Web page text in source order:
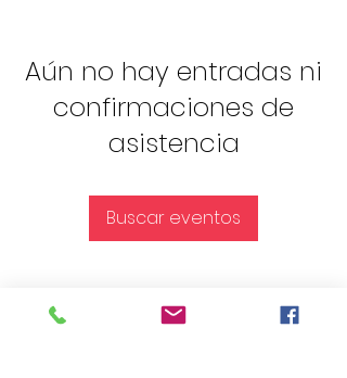
Aún no hay entradas ni
confirmaciones de
asistencia
Buscar eventos